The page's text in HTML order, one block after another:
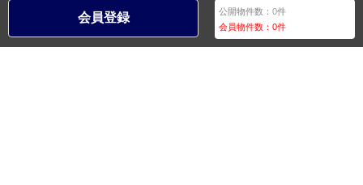
会員登録 公開物件数：0件
会員物件数：0件